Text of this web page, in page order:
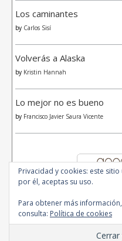
Los caminantes
by Carlos Sisí
Volverás a Alaska
by Kristin Hannah
Lo mejor no es bueno
by Francisco Javier Saura Vicente
© 2020 -
Privacidad y cookies: este
por él, aceptas su uso.
Para obtener más
consulta: Política de cookies